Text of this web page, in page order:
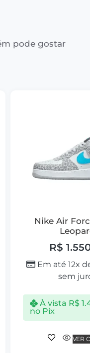
pode gostar
Nike Air
R$
Em até 12x
sem
À vista R$
no Pix
VER